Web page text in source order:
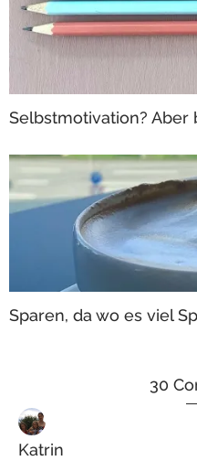
Selbstmotivation?
Sparen, da wo es viel
30
Katrin